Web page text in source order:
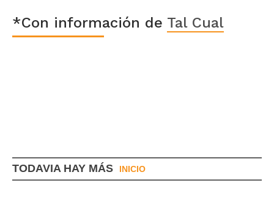
*Con información de Tal Cual
TODAVIA HAY MÁS INICIO